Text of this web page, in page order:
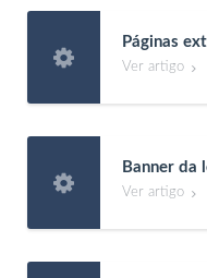

Páginas
Ver artigo 

Banner da
Ver artigo 